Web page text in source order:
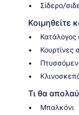
Σίδερο/
Κοιμηθείτε
Κατάλογος
Κουρτίνες
Τι θα
Μπαλκόνι